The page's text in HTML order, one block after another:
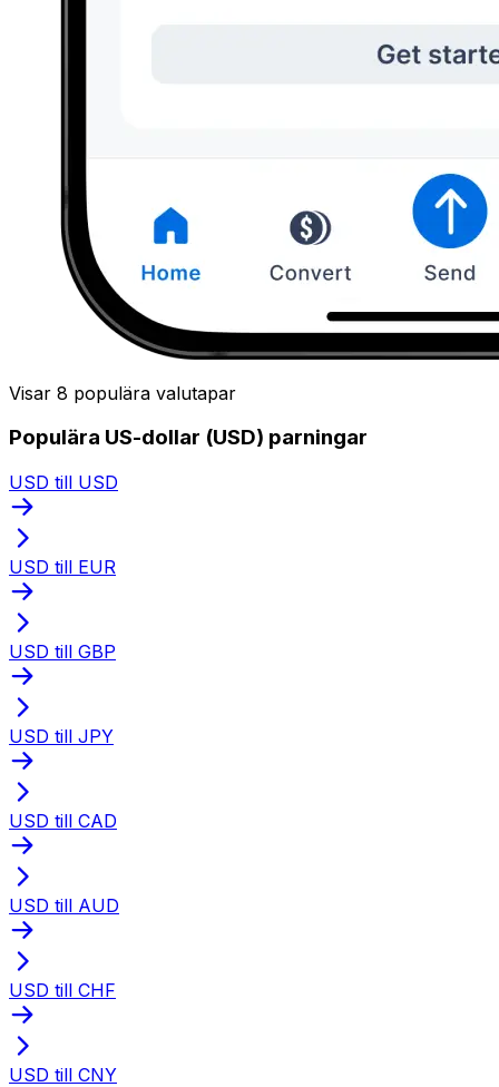
Visar 8 populära valutapar
Populära US-dollar (USD) parningar
USD till USD
USD till EUR
USD till GBP
USD till JPY
USD till CAD
USD till AUD
USD till CHF
USD till CNY